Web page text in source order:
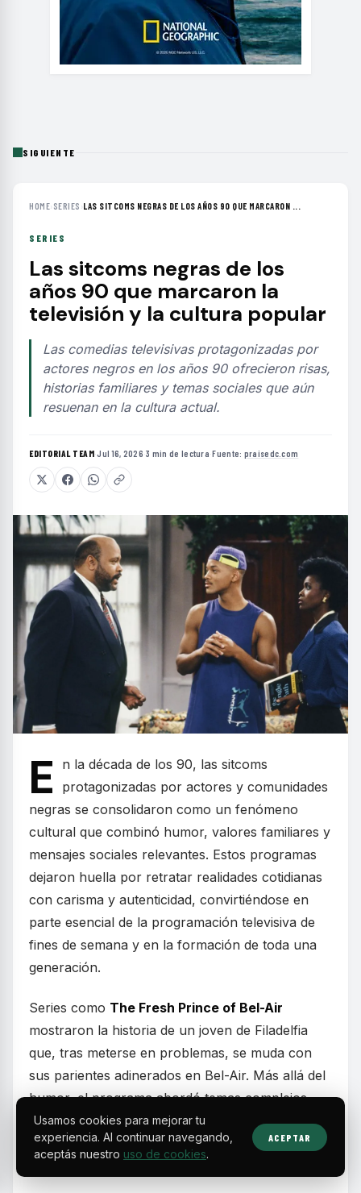
SIGUIENTE
HOME› SERIES ›LAS SITCOMS NEGRAS DE LOS AÑOS 90 QUE MARCARON ...
SERIES
Las sitcoms negras de los
años 90 que marcaron la
televisión y la cultura popular
Las comedias televisivas protagonizadas por
actores negros en los años 90 ofrecieron risas,
historias familiares y temas sociales que aún
resuenan en la cultura actual.
EDITORIAL TEAM·Jul 16, 2026·3 min de lectura·Fuente: praisedc.com
E
n la década de los 90, las sitcoms
protagonizadas por actores y comunidades
negras se consolidaron como un fenómeno
cultural que combinó humor, valores familiares y
mensajes sociales relevantes. Estos programas
dejaron huella por retratar realidades cotidianas
con carisma y autenticidad, convirtiéndose en
parte esencial de la programación televisiva de
fines de semana y en la formación de toda una
generación.
Series como The Fresh Prince of Bel-Air
mostraron la historia de un joven de Filadelfia
que, tras meterse en problemas, se muda con
sus parientes adinerados en Bel-Air. Más allá del
humor, el programa abordó temas complejos
como la identidad racial y las diferencias
socioeconómicas, equilibrando risas con
momentos emotivos.
Usamos cookies para mejorar tu
experiencia. Al continuar navegando,
aceptás nuestro uso de cookies.
ACEPTAR